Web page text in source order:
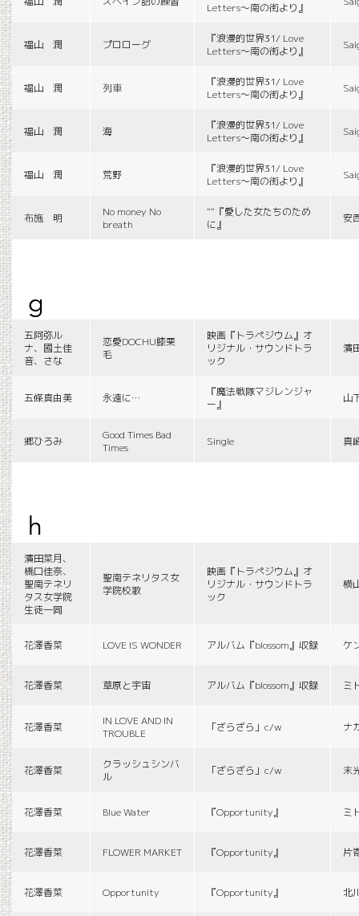
Letters〜南の街より』
福山 潤 プロローグ
『浪漫的世界31/ Love
Letters〜南の街より』
福山 潤 列車
『浪漫的世界31/ Love
Letters〜南の街より』
福山 潤 海
『浪漫的世界31/ Love
Letters〜南の街より』
福山 潤 荒野
『浪漫的世界31/ Love
Letters〜南の街より』
布施 明
No money No
breath
““『愛した女たちのため
に』
安
g
五阿弥ル
ナ、國土佳
音、さな
恋愛DOCHU膝栗
毛
映画『トラペジウム』オ
リジナル・サウンドトラ
ック
濱
五條真由美 永遠に…
『魔法戦隊マジレンジャ
ー』
山
郷ひろみ
Good Times Bad
Times
Single 真
h
濱田菜月、
橋口佳奈、
聖南テネリ
タス女学院
生徒一同
聖南テネリタス女
学院校歌
映画『トラペジウム』オ
リジナル・サウンドトラ
ック
横
花澤香菜 LOVE IS WONDER アルバム『blossom』収録 ケ
花澤香菜 草原と宇宙 アルバム『blossom』収録 ミ
花澤香菜
IN LOVE AND IN
TROUBLE
「ざらざら」c/w ナ
花澤香菜
クラッシュシンバ
ル
「ざらざら」c/w 末
花澤香菜 Blue Water 『Opportunity』 ミ
花澤香菜 FLOWER MARKET 『Opportunity』 片
花澤香菜 Opportunity 『Opportunity』 北